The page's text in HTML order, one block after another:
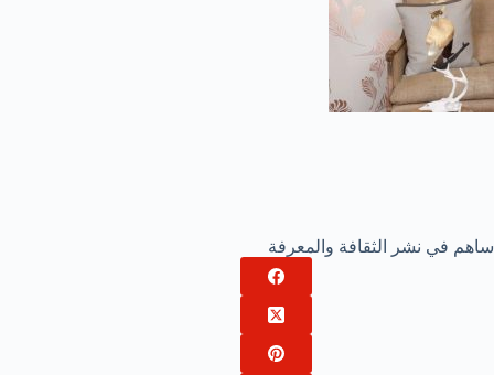
ساهم في نشر الثقافة والمعرفة